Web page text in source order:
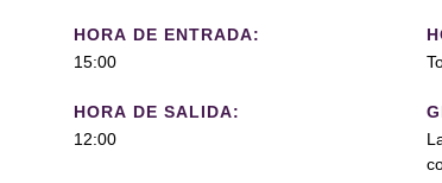
HORA DE ENTRADA:
15:00
HORA DE SALIDA:
12:00